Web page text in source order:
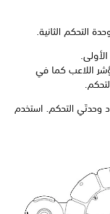
اللاعب كما في
وحدتَي التحكم. استخدم